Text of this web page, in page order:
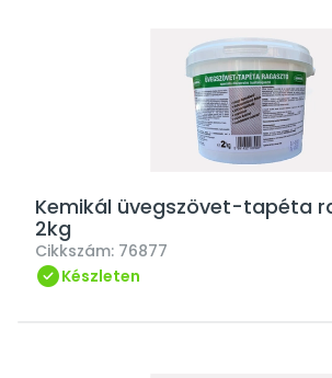
Kemikál üvegszövet-tapéta
2kg
Cikkszám: 76877
Készleten